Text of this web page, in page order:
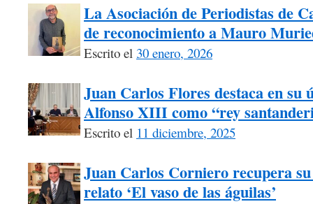
La Asociación de Periodistas de
de reconocimiento a Mauro
Escrito el 30 enero, 2026
Juan Carlos Flores destaca en
Alfonso XIII como “rey
Escrito el 11 diciembre, 2025
Juan Carlos Corniero recupera
relato ‘El vaso de las águilas’